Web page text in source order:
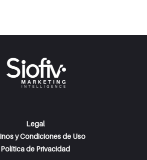
Legal
y Condiciones de Uso
Política de Privacidad